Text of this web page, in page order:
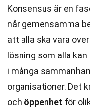
Konsensus är en
når gemensamma
att alla ska vara
lösning som alla kan
i många
organisationer. Det
och öppenhet för